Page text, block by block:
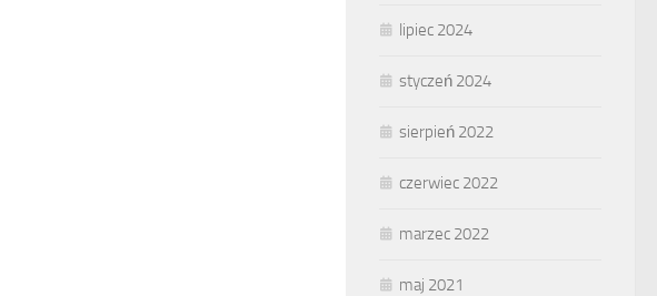
lipiec 2024
styczeń 2024
sierpień 2022
czerwiec 2022
marzec 2022
maj 2021